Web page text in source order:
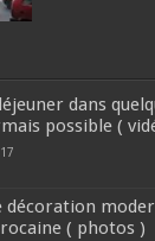
dans
possible (
décoration
( photos )